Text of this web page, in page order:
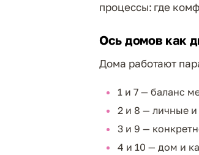
процессы: где
Ось домов как
Дома работают
1 и 7 — баланс
2 и 8 — личные
3 и 9 —
4 и 10 — дом и